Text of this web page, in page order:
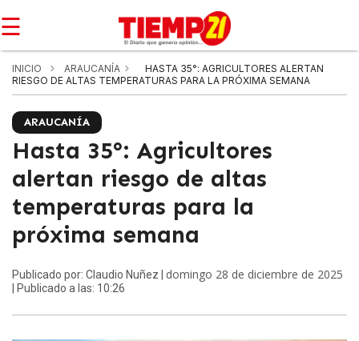
☰
INICIO ARAUCANÍA
HASTA 35°: AGRICULTORES ALERTAN
RIESGO DE ALTAS TEMPERATURAS PARA LA PRÓXIMA SEMANA
ARAUCANÍA
Hasta 35°: Agricultores
alertan riesgo de altas
temperaturas para la
próxima semana
Publicado por: Claudio Nuñez | domingo 28 de diciembre de 2025
| Publicado a las: 10:26